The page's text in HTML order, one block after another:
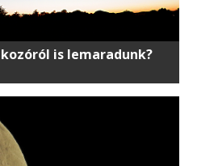
is lemaradunk?